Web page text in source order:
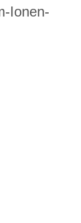
Ionen-